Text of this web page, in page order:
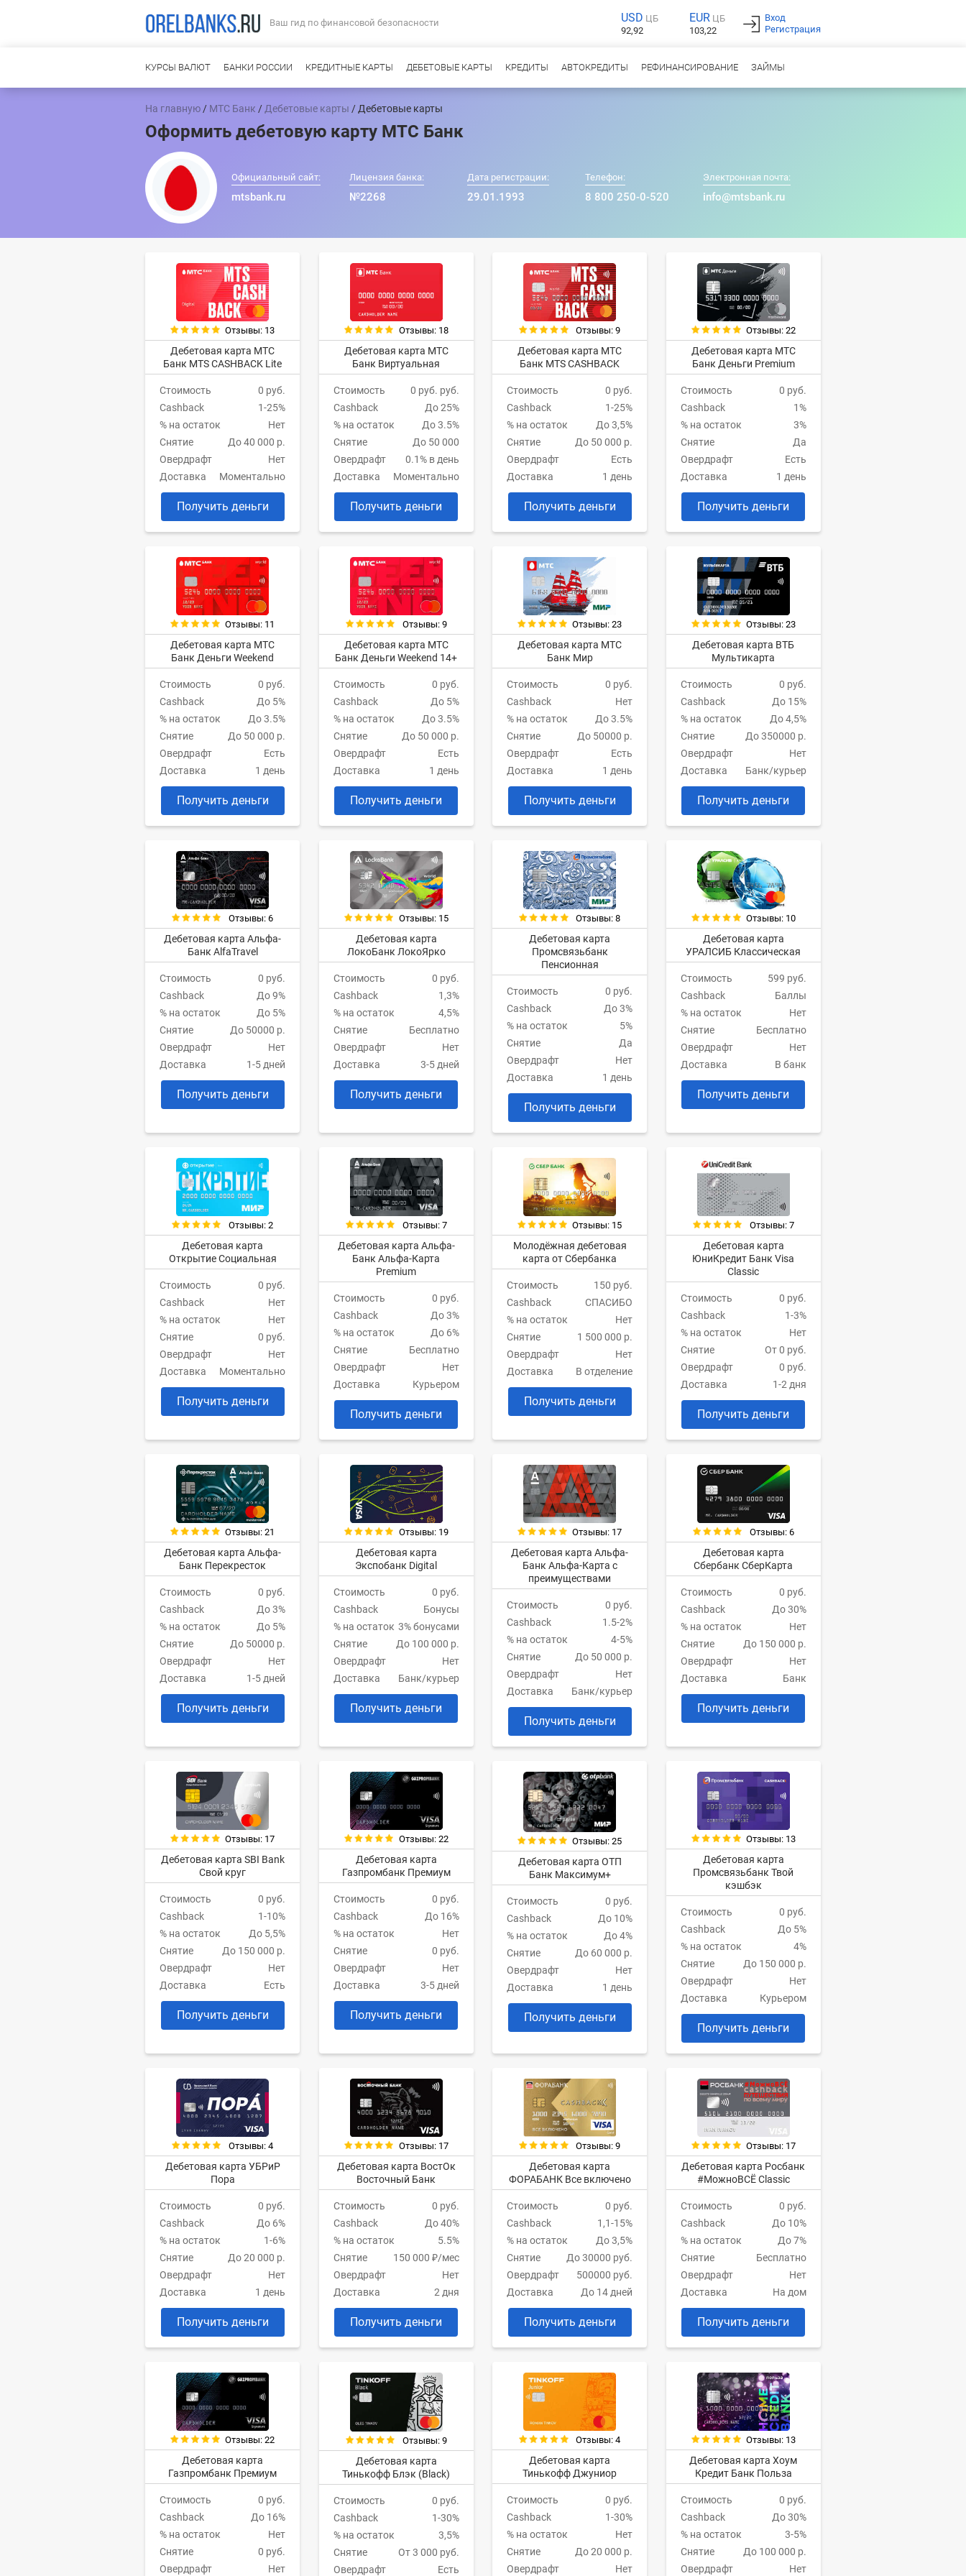
Ваш гид по финансовой безопасности USD ЦБ
92,92
EUR ЦБ
103,22
Вход
Регистрация
КУРСЫ ВАЛЮТ БАНКИ РОССИИ КРЕДИТНЫЕ КАРТЫ ДЕБЕТОВЫЕ КАРТЫ КРЕДИТЫ АВТОКРЕДИТЫ РЕФИНАНСИРОВАНИЕ ЗАЙМЫ
На главную / МТС Банк / Дебетовые карты / Дебетовые карты
Оформить дебетовую карту МТС Банк
Официальный сайт:
mtsbank.ru
Лицензия банка:
№2268
Дата регистрации:
29.01.1993
Телефон:
8 800 250-0-520
Электронная почта:
info@mtsbank.ru
Отзывы: 13
Дебетовая карта МТС
Банк MTS CASHBACK Lite
Стоимость
0 руб.
Cashback
1-25%
% на остаток
Нет
Снятие
До 40 000 р.
Овердрафт
Нет
Доставка
Моментально
Получить деньги
Отзывы: 18
Дебетовая карта МТС
Банк Виртуальная
Стоимость
0 руб. руб.
Cashback
До 25%
% на остаток
До 3.5%
Снятие
До 50 000
Овердрафт
0.1% в день
Доставка
Моментально
Получить деньги
Отзывы: 9
Дебетовая карта МТС
Банк MTS CASHBACK
Стоимость
0 руб.
Cashback
1-25%
% на остаток
До 3,5%
Снятие
До 50 000 р.
Овердрафт
Есть
Доставка
1 день
Получить деньги
Отзывы: 22
Дебетовая карта МТС
Банк Деньги Premium
Стоимость
0 руб.
Cashback
1%
% на остаток
3%
Снятие
Да
Овердрафт
Есть
Доставка
1 день
Получить деньги
Отзывы: 11
Дебетовая карта МТС
Банк Деньги Weekend
Стоимость
0 руб.
Cashback
До 5%
% на остаток
До 3.5%
Снятие
До 50 000 р.
Овердрафт
Есть
Доставка
1 день
Получить деньги
Отзывы: 9
Дебетовая карта МТС
Банк Деньги Weekend 14+
Стоимость
0 руб.
Cashback
До 5%
% на остаток
До 3.5%
Снятие
До 50 000 р.
Овердрафт
Есть
Доставка
1 день
Получить деньги
Отзывы: 23
Дебетовая карта МТС
Банк Мир
Стоимость
0 руб.
Cashback
Нет
% на остаток
До 3.5%
Снятие
До 50000 р.
Овердрафт
Есть
Доставка
1 день
Получить деньги
Отзывы: 23
Дебетовая карта ВТБ
Мультикарта
Стоимость
0 руб.
Cashback
До 15%
% на остаток
До 4,5%
Снятие
До 350000 р.
Овердрафт
Нет
Доставка
Банк/курьер
Получить деньги
Отзывы: 6
Дебетовая карта Альфа-
Банк AlfaTravel
Стоимость
0 руб.
Cashback
До 9%
% на остаток
До 5%
Снятие
До 50000 р.
Овердрафт
Нет
Доставка
1-5 дней
Получить деньги
Отзывы: 15
Дебетовая карта
ЛокоБанк ЛокоЯрко
Стоимость
0 руб.
Cashback
1,3%
% на остаток
4,5%
Снятие
Бесплатно
Овердрафт
Нет
Доставка
3-5 дней
Получить деньги
Отзывы: 8
Дебетовая карта
Промсвязьбанк
Пенсионная
Стоимость
0 руб.
Cashback
До 3%
% на остаток
5%
Снятие
Да
Овердрафт
Нет
Доставка
1 день
Получить деньги
Отзывы: 10
Дебетовая карта
УРАЛСИБ Классическая
Стоимость
599 руб.
Cashback
Баллы
% на остаток
Нет
Снятие
Бесплатно
Овердрафт
Нет
Доставка
В банк
Получить деньги
Отзывы: 2
Дебетовая карта
Открытие Социальная
Стоимость
0 руб.
Cashback
Нет
% на остаток
Нет
Снятие
0 руб.
Овердрафт
Нет
Доставка
Моментально
Получить деньги
Отзывы: 7
Дебетовая карта Альфа-
Банк Альфа-Карта
Premium
Стоимость
0 руб.
Cashback
До 3%
% на остаток
До 6%
Снятие
Бесплатно
Овердрафт
Нет
Доставка
Курьером
Получить деньги
Отзывы: 15
Молодёжная дебетовая
карта от Сбербанка
Стоимость
150 руб.
Cashback
СПАСИБО
% на остаток
Нет
Снятие
1 500 000 р.
Овердрафт
Нет
Доставка
В отделение
Получить деньги
Отзывы: 7
Дебетовая карта
ЮниКредит Банк Visa
Classic
Стоимость
0 руб.
Cashback
1-3%
% на остаток
Нет
Снятие
От 0 руб.
Овердрафт
0 руб.
Доставка
1-2 дня
Получить деньги
Отзывы: 21
Дебетовая карта Альфа-
Банк Перекресток
Стоимость
0 руб.
Cashback
До 3%
% на остаток
До 5%
Снятие
До 50000 р.
Овердрафт
Нет
Доставка
1-5 дней
Получить деньги
Отзывы: 19
Дебетовая карта
Экспобанк Digital
Стоимость
0 руб.
Cashback
Бонусы
% на остаток 3% бонусами
Снятие
До 100 000 р.
Овердрафт
Нет
Доставка
Банк/курьер
Получить деньги
Отзывы: 17
Дебетовая карта Альфа-
Банк Альфа-Карта с
преимуществами
Стоимость
0 руб.
Cashback
1.5-2%
% на остаток
4-5%
Снятие
До 50 000 р.
Овердрафт
Нет
Доставка
Банк/курьер
Получить деньги
Отзывы: 6
Дебетовая карта
Сбербанк СберКарта
Стоимость
0 руб.
Cashback
До 30%
% на остаток
Нет
Снятие
До 150 000 р.
Овердрафт
Нет
Доставка
Банк
Получить деньги
Отзывы: 17
Дебетовая карта SBI Bank
Свой круг
Стоимость
0 руб.
Cashback
1-10%
% на остаток
До 5,5%
Снятие
До 150 000 р.
Овердрафт
Нет
Доставка
Есть
Получить деньги
Отзывы: 22
Дебетовая карта
Газпромбанк Премиум
Стоимость
0 руб.
Cashback
До 16%
% на остаток
Нет
Снятие
0 руб.
Овердрафт
Нет
Доставка
3-5 дней
Получить деньги
Отзывы: 25
Дебетовая карта ОТП
Банк Максимум+
Стоимость
0 руб.
Cashback
До 10%
% на остаток
До 4%
Снятие
До 60 000 р.
Овердрафт
Нет
Доставка
1 день
Получить деньги
Отзывы: 13
Дебетовая карта
Промсвязьбанк Твой
кэшбэк
Стоимость
0 руб.
Cashback
До 5%
% на остаток
4%
Снятие
До 150 000 р.
Овердрафт
Нет
Доставка
Курьером
Получить деньги
Отзывы: 4
Дебетовая карта УБРиР
Пора
Стоимость
0 руб.
Cashback
До 6%
% на остаток
1-6%
Снятие
До 20 000 р.
Овердрафт
Нет
Доставка
1 день
Получить деньги
Отзывы: 17
Дебетовая карта ВостОк
Восточный Банк
Стоимость
0 руб.
Cashback
До 40%
% на остаток
5.5%
Снятие
150 000 ₽/мес
Овердрафт
Нет
Доставка
2 дня
Получить деньги
Отзывы: 9
Дебетовая карта
ФОРАБАНК Все включено
Стоимость
0 руб.
Cashback
1,1-15%
% на остаток
До 3,5%
Снятие
До 30000 руб.
Овердрафт
500000 руб.
Доставка
До 14 дней
Получить деньги
Отзывы: 17
Дебетовая карта Росбанк
#МожноВСЁ Classic
Стоимость
0 руб.
Cashback
До 10%
% на остаток
До 7%
Снятие
Бесплатно
Овердрафт
Нет
Доставка
На дом
Получить деньги
Отзывы: 22
Дебетовая карта
Газпромбанк Премиум
Стоимость
0 руб.
Cashback
До 16%
% на остаток
Нет
Снятие
0 руб.
Овердрафт
Нет
Отзывы: 9
Дебетовая карта
Тинькофф Блэк (Black)
Стоимость
0 руб.
Cashback
1-30%
% на остаток
3,5%
Снятие
От 3 000 руб.
Овердрафт
Есть
Отзывы: 4
Дебетовая карта
Тинькофф Джуниор
Стоимость
0 руб.
Cashback
1-30%
% на остаток
Нет
Снятие
До 20 000 р.
Овердрафт
Нет
Отзывы: 13
Дебетовая карта Хоум
Кредит Банк Польза
Стоимость
0 руб.
Cashback
До 30%
% на остаток
3-5%
Снятие
До 100 000 р.
Овердрафт
Нет